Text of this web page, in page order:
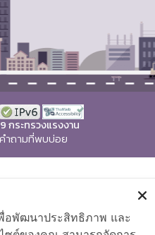
กระทรวงแรงงาน
คำถามที่พบบ่อย
พื่อพัฒนาประสิทธิภาพ และ